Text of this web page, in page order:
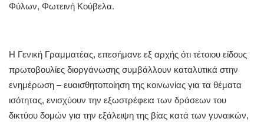
Φύλων, Φωτεινή Κούβελα.
Η Γενική Γραμματέας, επεσήμανε εξ αρχής ότι τέτοιου είδους
πρωτοβουλίες διοργάνωσης συμβάλλουν καταλυτικά στην
ενημέρωση – ευαισθητοποίηση της κοινωνίας για τα θέματα
ισότητας, ενισχύουν την εξωστρέφεια των δράσεων του
δικτύου δομών για την εξάλειψη της βίας κατά των γυναικών,